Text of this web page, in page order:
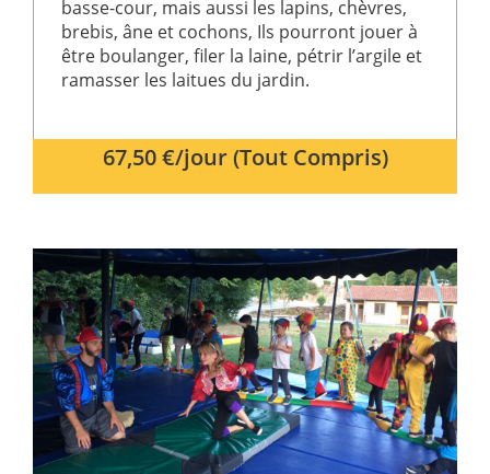
basse-cour, mais aussi les lapins, chèvres,
brebis, âne et cochons, Ils pourront jouer à
être boulanger, filer la laine, pétrir l’argile et
ramasser les laitues du jardin.
67,50 €/jour (Tout Compris)